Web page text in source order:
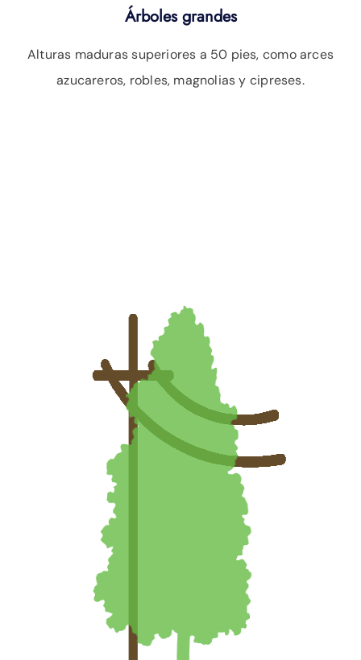
Árboles grandes
Alturas maduras superiores a 50 pies, como arces
azucareros, robles, magnolias y cipreses.